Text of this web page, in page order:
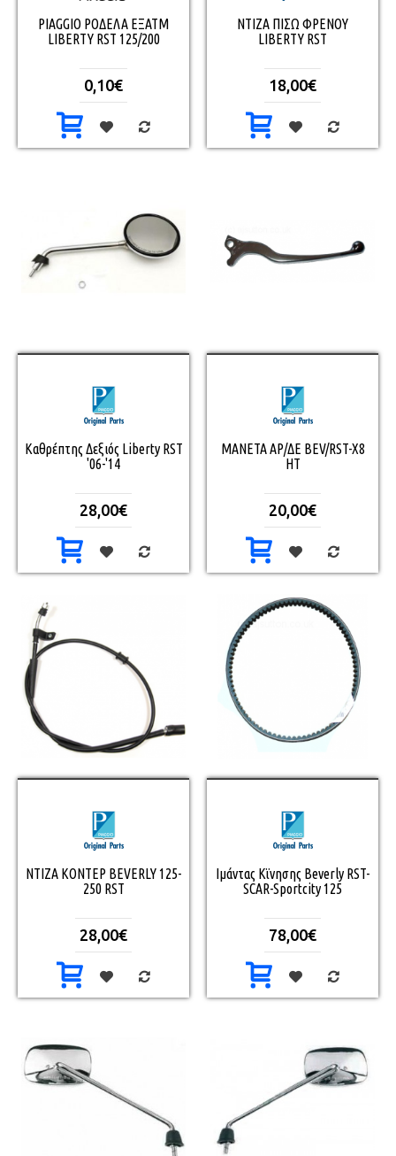
PIAGGIO ΡΟΔΕΛΑ ΕΞΑΤΜ
LIBERTY RST 125/200
0,10€
ΝΤΙΖΑ ΠΙΣΩ ΦΡΕΝΟΥ
LIBERTY RST
18,00€
Καθρέπτης Δεξιός Liberty RST
'06-'14
28,00€
ΜΑΝΕΤΑ ΑΡ/ΔΕ BEV/RST-X8
HT
20,00€
ΝΤΙΖΑ ΚΟΝΤΕΡ BEVERLY 125-
250 RST
28,00€
Ιμάντας Κϊνησης Beverly RST-
SCAR-Sportcity 125
78,00€